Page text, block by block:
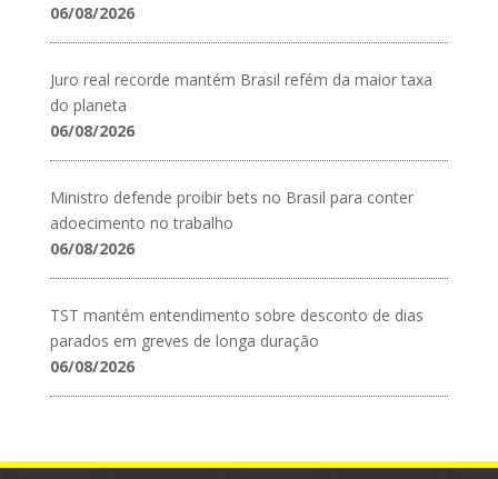
06/08/2026
Juro real recorde mantém Brasil refém da maior taxa
do planeta
06/08/2026
Ministro defende proibir bets no Brasil para conter
adoecimento no trabalho
06/08/2026
TST mantém entendimento sobre desconto de dias
parados em greves de longa duração
06/08/2026